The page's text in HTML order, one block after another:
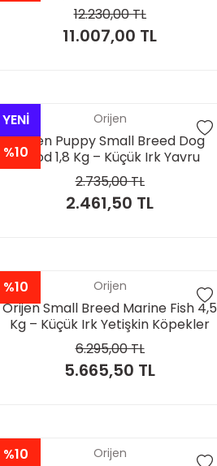
12.230,00 TL
11.007,00 TL
YENİ
%10
Orijen
Orijen Puppy Small Breed Dog
Food 1,8 Kg – Küçük Irk Yavru
Köpekler İçin
2.735,00 TL
2.461,50 TL
%10 Orijen
Orijen Small Breed Marine Fish 4,5
Kg – Küçük Irk Yetişkin Köpekler
İçin
6.295,00 TL
5.665,50 TL
%10 Orijen